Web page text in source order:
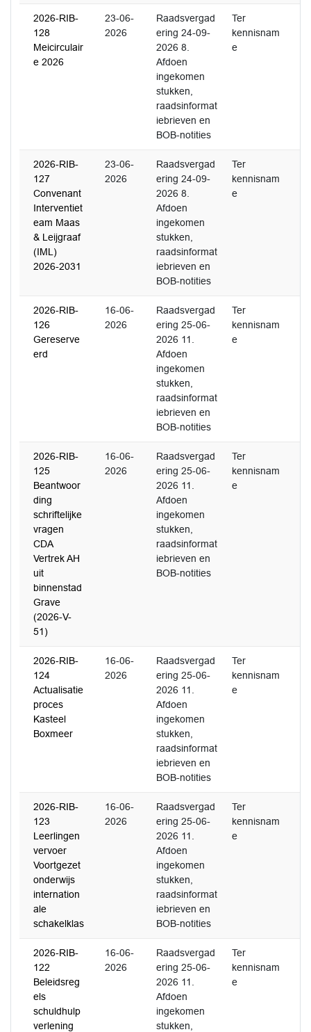
2026-RIB-
128
Meicirculair
e 2026
23-06-
2026
Raadsvergad
ering 24-09-
2026 8.
Afdoen
ingekomen
stukken,
raadsinformat
iebrieven en
BOB-notities
Ter
kennisnam
e
2026-RIB-
127
Convenant
Interventiet
eam Maas
& Leijgraaf
(IML)
2026-2031
23-06-
2026
Raadsvergad
ering 24-09-
2026 8.
Afdoen
ingekomen
stukken,
raadsinformat
iebrieven en
BOB-notities
Ter
kennisnam
e
2026-RIB-
126
Gereserve
erd
16-06-
2026
Raadsvergad
ering 25-06-
2026 11.
Afdoen
ingekomen
stukken,
raadsinformat
iebrieven en
BOB-notities
Ter
kennisnam
e
2026-RIB-
125
Beantwoor
ding
schriftelijke
vragen
CDA
Vertrek AH
uit
binnenstad
Grave
(2026-V-
51)
16-06-
2026
Raadsvergad
ering 25-06-
2026 11.
Afdoen
ingekomen
stukken,
raadsinformat
iebrieven en
BOB-notities
Ter
kennisnam
e
2026-RIB-
124
Actualisatie
proces
Kasteel
Boxmeer
16-06-
2026
Raadsvergad
ering 25-06-
2026 11.
Afdoen
ingekomen
stukken,
raadsinformat
iebrieven en
BOB-notities
Ter
kennisnam
e
2026-RIB-
123
Leerlingen
vervoer
Voortgezet
onderwijs
internation
ale
schakelklas
16-06-
2026
Raadsvergad
ering 25-06-
2026 11.
Afdoen
ingekomen
stukken,
raadsinformat
iebrieven en
BOB-notities
Ter
kennisnam
e
2026-RIB-
122
Beleidsreg
els
schuldhulp
verlening
16-06-
2026
Raadsvergad
ering 25-06-
2026 11.
Afdoen
ingekomen
stukken,
Ter
kennisnam
e